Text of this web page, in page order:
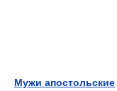
Мужи апостольские